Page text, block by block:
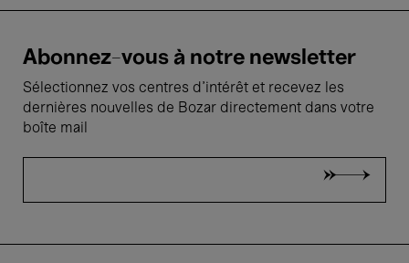
Abonnez-vous à notre newsletter
Sélectionnez vos centres d'intérêt et recevez les
dernières nouvelles de Bozar directement dans votre
boîte mail